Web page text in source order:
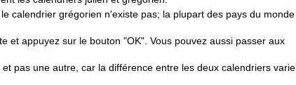
le calendrier grégorien n'existe pas; la plupart des pays du monde
et appuyez sur le bouton "OK". Vous pouvez aussi passer aux
pas une autre, car la différence entre les deux calendriers varie